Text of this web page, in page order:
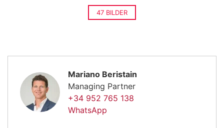
47 BILDER
Mariano Beristain
Managing Partner
+34 952 765 138
WhatsApp